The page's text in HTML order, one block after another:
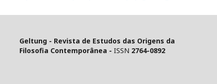
Geltung - Revista de Estudos das Origens da
Filosofia Contemporânea - ISSN 2764-0892